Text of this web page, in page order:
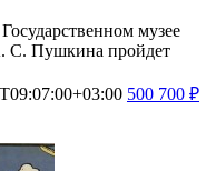
музее
С. Пушкина пройдет
500 700 ₽